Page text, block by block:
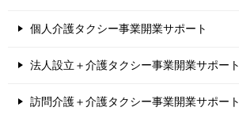
個人介護タクシー事業開業サポート
法人設立＋介護タクシー事業開業サポート
訪問介護＋介護タクシー事業開業サポート